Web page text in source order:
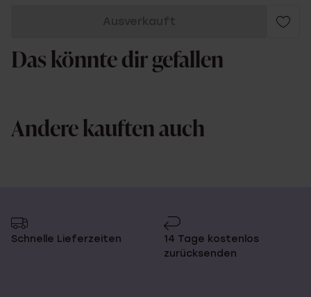
Ausverkauft
Das könnte dir gefallen
Andere kauften auch
Schnelle Lieferzeiten
14 Tage kostenlos
zurücksenden